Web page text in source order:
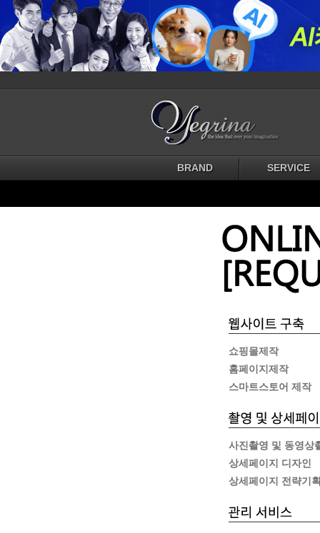
BRAND SERVICE
쇼핑몰제작
홈페이지제작
스마트스토어 제작
사진촬영 및 동영상
상세페이지 디자인
상세페이지 전략기